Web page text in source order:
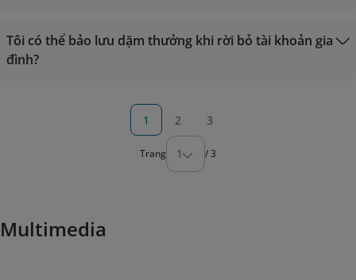
Tôi có thể bảo lưu dặm thưởng khi rời bỏ tài khoản gia
đình?
1 2 3
Trang 1 /3
Multimedia